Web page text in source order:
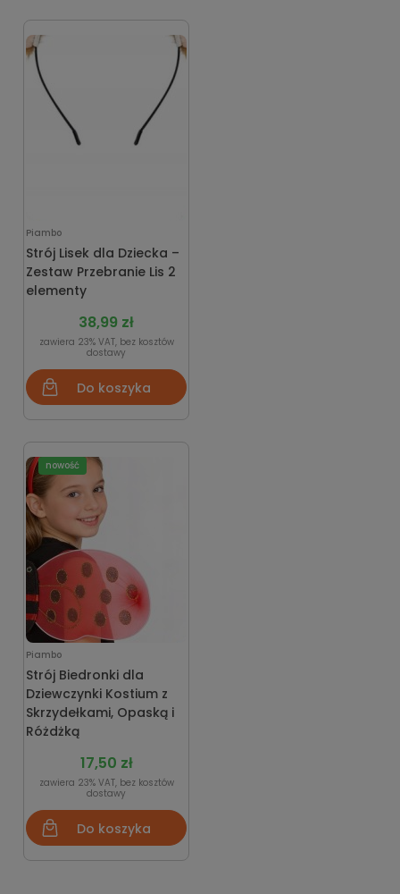
Piambo
Strój Lisek dla Dziecka –
Zestaw Przebranie Lis 2
elementy
38,99 zł
zawiera 23% VAT, bez kosztów
dostawy
Do koszyka
Piambo
Strój Biedronki dla
Dziewczynki Kostium z
Skrzydełkami, Opaską i
Różdżką
17,50 zł
zawiera 23% VAT, bez kosztów
dostawy
Do koszyka
nowość